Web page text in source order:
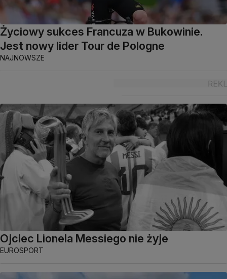
Życiowy sukces Francuza w Bukowinie.
Jest nowy lider Tour de Pologne
NAJNOWSZE
Ojciec Lionela Messiego nie żyje
EUROSPORT